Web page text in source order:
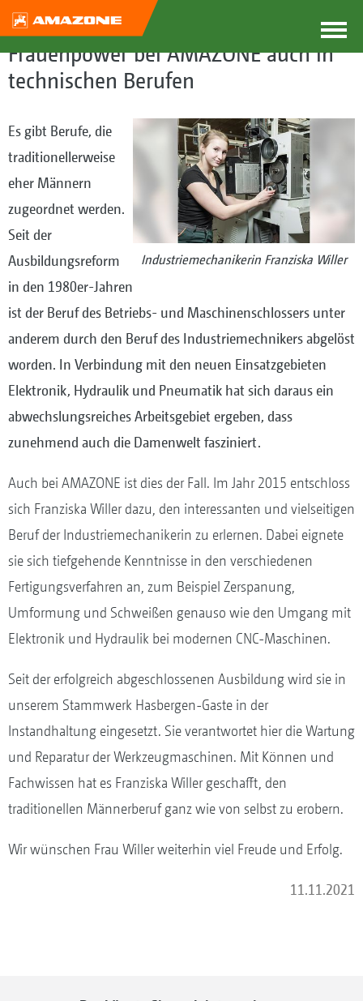
Frauenpower bei AMAZONE auch in
technischen Berufen
Industriemechanikerin Franziska Willer
Es gibt Berufe, die
traditionellerweise
eher Männern
zugeordnet werden.
Seit der
Ausbildungsreform
in den 1980er-Jahren
ist der Beruf des Betriebs- und Maschinenschlossers unter
anderem durch den Beruf des Industriemechnikers abgelöst
worden. In Verbindung mit den neuen Einsatzgebieten
Elektronik, Hydraulik und Pneumatik hat sich daraus ein
abwechslungsreiches Arbeitsgebiet ergeben, dass
zunehmend auch die Damenwelt fasziniert.
Auch bei AMAZONE ist dies der Fall. Im Jahr 2015 entschloss
sich Franziska Willer dazu, den interessanten und vielseitigen
Beruf der Industriemechanikerin zu erlernen. Dabei eignete
sie sich tiefgehende Kenntnisse in den verschiedenen
Fertigungsverfahren an, zum Beispiel Zerspanung,
Umformung und Schweißen genauso wie den Umgang mit
Elektronik und Hydraulik bei modernen CNC-Maschinen.
Seit der erfolgreich abgeschlossenen Ausbildung wird sie in
unserem Stammwerk Hasbergen-Gaste in der
Instandhaltung eingesetzt. Sie verantwortet hier die Wartung
und Reparatur der Werkzeugmaschinen. Mit Können und
Fachwissen hat es Franziska Willer geschafft, den
traditionellen Männerberuf ganz wie von selbst zu erobern.
Wir wünschen Frau Willer weiterhin viel Freude und Erfolg.
11.11.2021